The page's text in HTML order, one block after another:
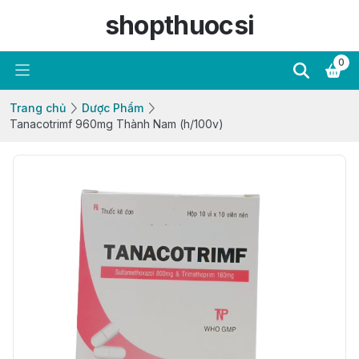
shopthuocsi
0
Trang chủ
Dược Phẩm
Tanacotrimf 960mg Thành Nam (h/100v)